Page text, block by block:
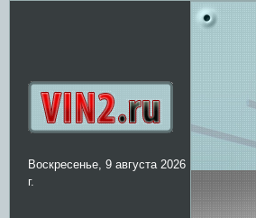
Воскресенье, 9 августа 2026
г.